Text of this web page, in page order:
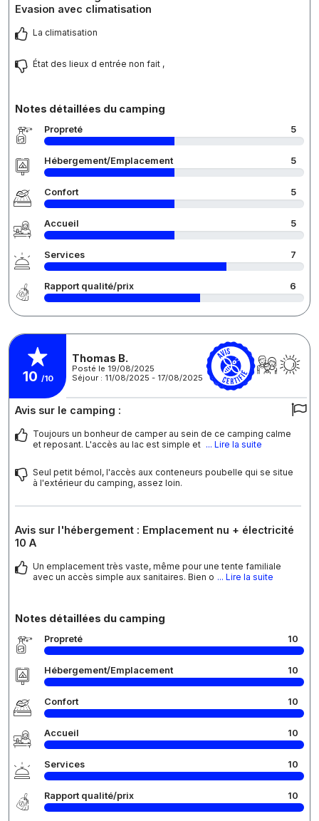
Evasion avec climatisation
La climatisation
État des lieux d entrée non fait ,
Notes détaillées du camping
Propreté 5
Hébergement/Emplacement 5
Confort 5
Accueil 5
Services 7
Rapport qualité/prix 6
10 /10
Thomas B.
Posté le 19/08/2025
Séjour : 11/08/2025 - 17/08/2025
Avis sur le camping :
Toujours un bonheur de camper au sein de ce camping calme
et reposant. L'accès au lac est simple et ... Lire la suite
Seul petit bémol, l'accès aux conteneurs poubelle qui se situe
à l'extérieur du camping, assez loin.
Avis sur l'hébergement : Emplacement nu + électricité
10 A
Un emplacement très vaste, même pour une tente familiale
avec un accès simple aux sanitaires. Bien o ... Lire la suite
Notes détaillées du camping
Propreté 10
Hébergement/Emplacement 10
Confort 10
Accueil 10
Services 10
Rapport qualité/prix 10